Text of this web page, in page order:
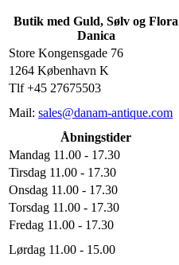
Butik med Guld, Sølv og Flora
Danica
Store Kongensgade 76
1264 København K
Tlf +45 27675503
Mail: sales@danam-antique.com
Åbningstider
Mandag 11.00 - 17.30
Tirsdag 11.00 - 17.30
Onsdag 11.00 - 17.30
Torsdag 11.00 - 17.30
Fredag 11.00 - 17.30
Lørdag 11.00 - 15.00